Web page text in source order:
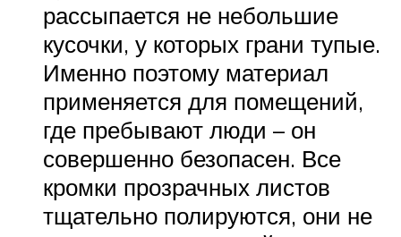
рассыпается не небольшие
кусочки, у которых грани тупые.
Именно поэтому материал
применяется для помещений,
где пребывают люди – он
совершенно безопасен. Все
кромки прозрачных листов
тщательно полируются, они не